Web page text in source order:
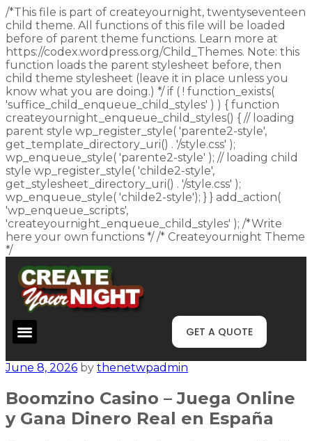
/*This file is part of createyournight, twentyseventeen
child theme. All functions of this file will be loaded
before of parent theme functions. Learn more at
https://codex.wordpress.org/Child_Themes. Note: this
function loads the parent stylesheet before, then
child theme stylesheet (leave it in place unless you
know what you are doing.) */ if ( ! function_exists(
'suffice_child_enqueue_child_styles' ) ) { function
createyournight_enqueue_child_styles() { // loading
parent style wp_register_style( 'parente2-style',
get_template_directory_uri() . '/style.css' );
wp_enqueue_style( 'parente2-style' ); // loading child
style wp_register_style( 'childe2-style',
get_stylesheet_directory_uri() . '/style.css' );
wp_enqueue_style( 'childe2-style'); } } add_action(
'wp_enqueue_scripts',
'createyournight_enqueue_child_styles' ); /*Write
here your own functions */ /* Createyournight Theme
*/
GET A QUOTE
June 8, 2026 by thenetwpadmin
Boomzino Casino – Juega Online
y Gana Dinero Real en España